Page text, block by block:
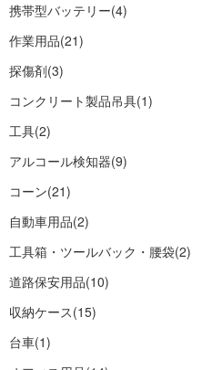
携帯型バッテリー(4)
作業用品(21)
探傷剤(3)
コンクリート製品吊具(1)
工具(2)
アルコール検知器(9)
コーン(21)
自動車用品(2)
工具箱・ツールバック・腰袋(2)
道路保安用品(10)
収納ケース(15)
台車(1)